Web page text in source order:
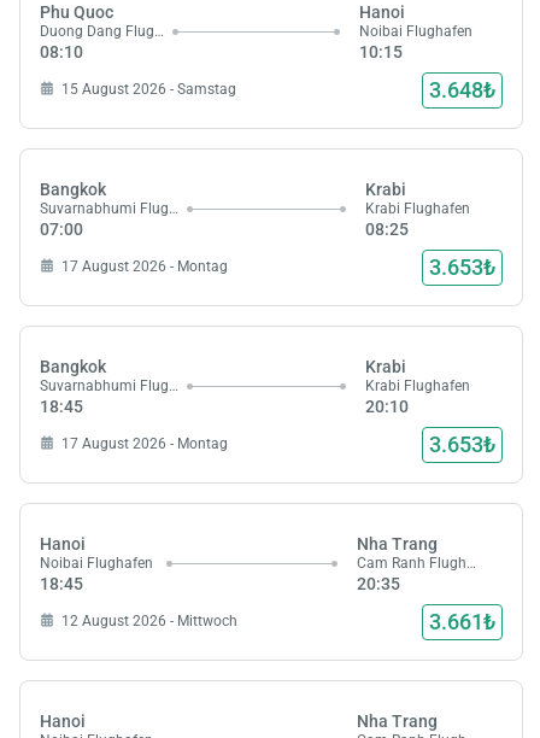
Phu Quoc
Duong Dang Flughafen
08:10
Hanoi
Noibai Flughafen
10:15
15 August 2026 - Samstag 3.648₺
Bangkok
Suvarnabhumi Flughafen
07:00
Krabi
Krabi Flughafen
08:25
17 August 2026 - Montag 3.653₺
Bangkok
Suvarnabhumi Flughafen
18:45
Krabi
Krabi Flughafen
20:10
17 August 2026 - Montag 3.653₺
Hanoi
Noibai Flughafen
18:45
Nha Trang
Cam Ranh Flughafen
20:35
12 August 2026 - Mittwoch 3.661₺
Hanoi Nha Trang